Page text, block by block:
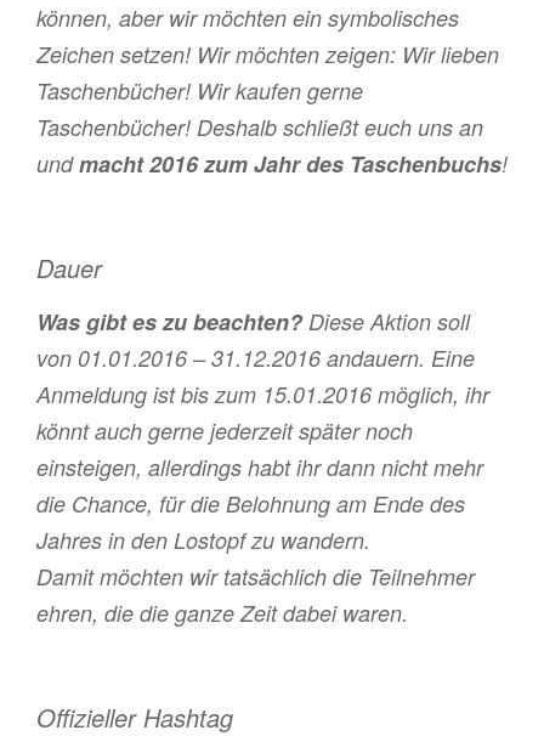
können, aber wir möchten ein symbolisches
Zeichen setzen! Wir möchten zeigen: Wir lieben
Taschenbücher! Wir kaufen gerne
Taschenbücher! Deshalb schließt euch uns an
undmacht 2016 zum Jahr des Taschenbuchs!
Dauer
Was gibt es zu beachten?Diese Aktion soll
von 01.01.2016 – 31.12.2016 andauern. Eine
Anmeldung ist bis zum 15.01.2016 möglich, ihr
könnt auch gerne jederzeit später noch
einsteigen, allerdings habt ihr dann nicht mehr
die Chance, für die Belohnung am Ende des
Jahres in den Lostopf zu wandern.
Damit möchten wir tatsächlich die Teilnehmer
ehren, die die ganze Zeit dabei waren.
Offizieller Hashtag